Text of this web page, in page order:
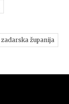
zadarska županija